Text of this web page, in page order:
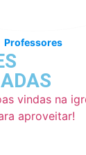
Professores